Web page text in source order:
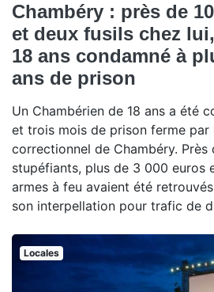
Chambéry : près de
et deux fusils chez
18 ans condamné à
ans de prison
Un Chambérien de 18 ans a été
et trois mois de prison ferme par
correctionnel de Chambéry. Près
stupéfiants, plus de 3 000 euros
armes à feu avaient été
son interpellation pour trafic de
Locales